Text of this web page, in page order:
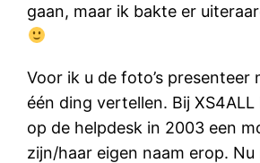
gaan, maar ik bakte er
Voor ik u de foto’s presenteer
één ding vertellen. Bij
op de helpdesk in 2003 een
zijn/haar eigen naam erop.